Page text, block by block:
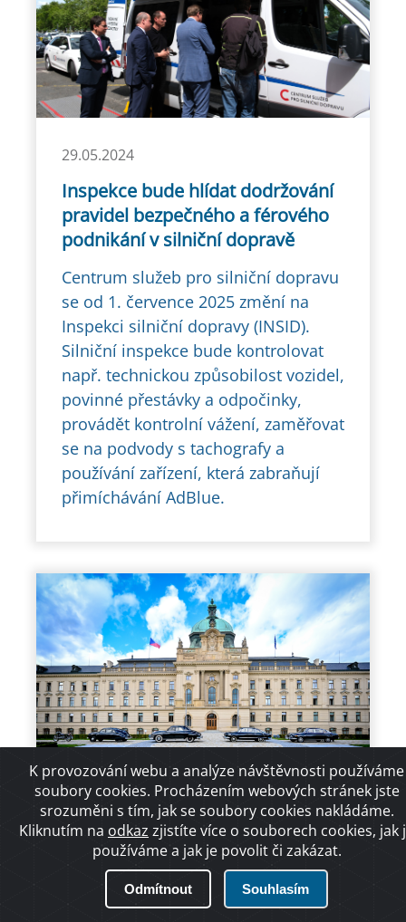
29.05.2024
Inspekce bude hlídat dodržování
pravidel bezpečného a férového
podnikání v silniční dopravě
Centrum služeb pro silniční dopravu
se od 1. července 2025 změní na
Inspekci silniční dopravy (INSID).
Silniční inspekce bude kontrolovat
např. technickou způsobilost vozidel,
povinné přestávky a odpočinky,
provádět kontrolní vážení, zaměřovat
se na podvody s tachografy a
používání zařízení, která zabraňují
přimíchávání AdBlue.
02.10.2024
Vláda schválila vznik INSID a
fungování poptávkové dopravy,
zelenou dostal i rozpočet SFDI
V rámci novely zákona o silniční
K provozování webu a analýze návštěvnosti používáme
soubory cookies. Procházením webových stránek jste
srozuměni s tím, jak se soubory cookies nakládáme.
Kliknutím na odkaz zjistíte více o souborech cookies, jak
používáme a jak je povolit či zakázat.
Odmítnout Souhlasím